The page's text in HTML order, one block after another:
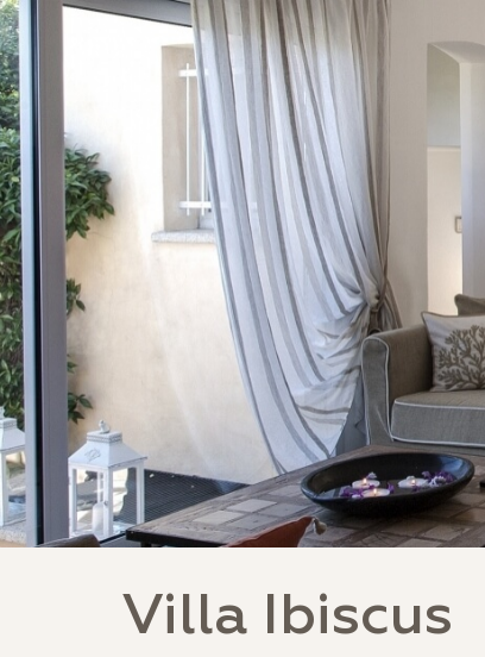
Villa Ibiscus